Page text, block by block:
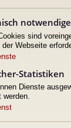
sind
der Webseite
Statistiken
Dienste